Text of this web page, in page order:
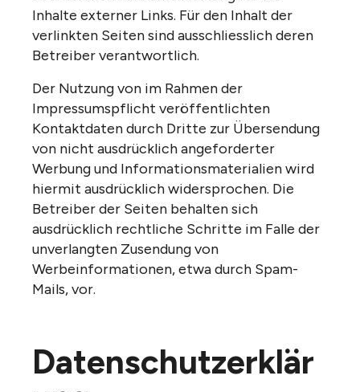
Inhalte externer Links. Für den Inhalt der
verlinkten Seiten sind ausschliesslich deren
Betreiber verantwortlich.
Der Nutzung von im Rahmen der
Impressumspflicht veröffentlichten
Kontaktdaten durch Dritte zur Übersendung
von nicht ausdrücklich angeforderter
Werbung und Informationsmaterialien wird
hiermit ausdrücklich widersprochen. Die
Betreiber der Seiten behalten sich
ausdrücklich rechtliche Schritte im Falle der
unverlangten Zusendung von
Werbeinformationen, etwa durch Spam-
Mails, vor.
Datenschutzerklär